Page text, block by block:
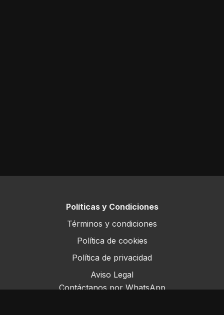
Políticas y Condiciones
Términos y condiciones
Política de cookies
Política de privacidad
Aviso Legal
Contáctanos por WhatsApp